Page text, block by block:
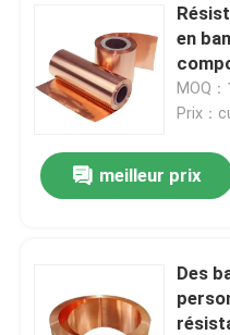
en
C103
MOQ
Prix：
meilleur prix
Des